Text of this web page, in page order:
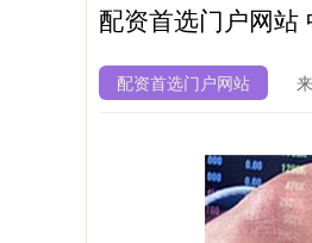
配资首选门户网站
配资首选门户网站